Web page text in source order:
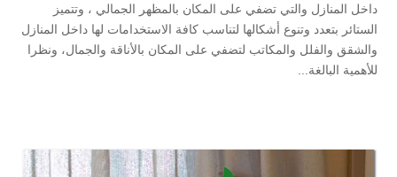
داخل المنازل والتي تضفي على المكان بالمظهر الجمالي ، وتتميز
الستائر بتعدد وتنوع أشكالها لتناسب كافة الاستخدامات لها داخل المنازل
والشقق والفلل والمكاتب لتضفي على المكان بالأناقة والجمال، ونظرا
للأهمية البالغة...